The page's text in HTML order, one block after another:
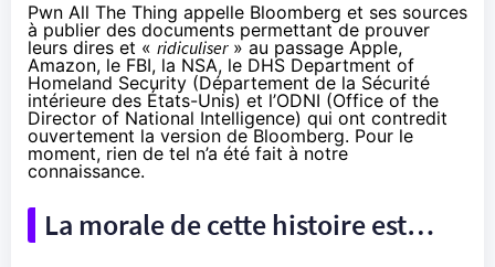
Pwn All The Thing appelle Bloomberg et ses sources
à publier des documents permettant de prouver
leurs dires et « ridiculiser» au passage Apple,
Amazon, le FBI, la NSA, le DHS Department of
Homeland Security (Département de la Sécurité
intérieure des États-Unis) et l’ODNI (Office of the
Director of National Intelligence) qui ont contredit
ouvertement la version de Bloomberg. Pour le
moment, rien de tel n’a été fait à notre
connaissance.
La morale de cette histoire est…